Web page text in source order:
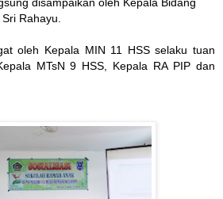
disampaikan oleh Kepala Bidang
Rahayu.
oleh Kepala MIN 11 HSS selaku tuan
MTsN 9 HSS, Kepala RA PIP dan